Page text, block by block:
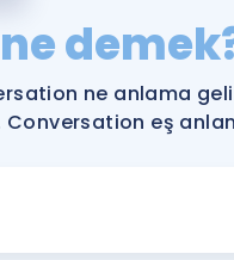
YDS ve YÖKDİL
YDS ve YÖKDİL'e
Tüm ÖSYM
ne
ne anlama
eş